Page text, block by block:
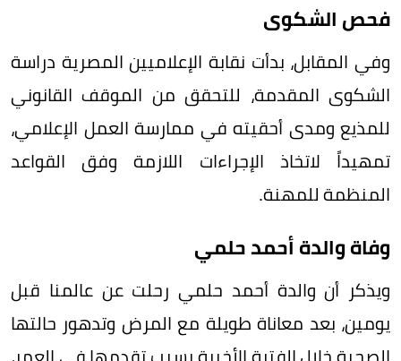
فحص الشكوى
وفي المقابل، بدأت نقابة الإعلاميين المصرية دراسة
الشكوى المقدمة، للتحقق من الموقف القانوني
للمذيع ومدى أحقيته في ممارسة العمل الإعلامي،
تمهيداً لاتخاذ الإجراءات اللازمة وفق القواعد
المنظمة للمهنة.
وفاة والدة أحمد حلمي
ويذكر أن والدة أحمد حلمي رحلت عن عالمنا قبل
يومين، بعد معاناة طويلة مع المرض وتدهور حالتها